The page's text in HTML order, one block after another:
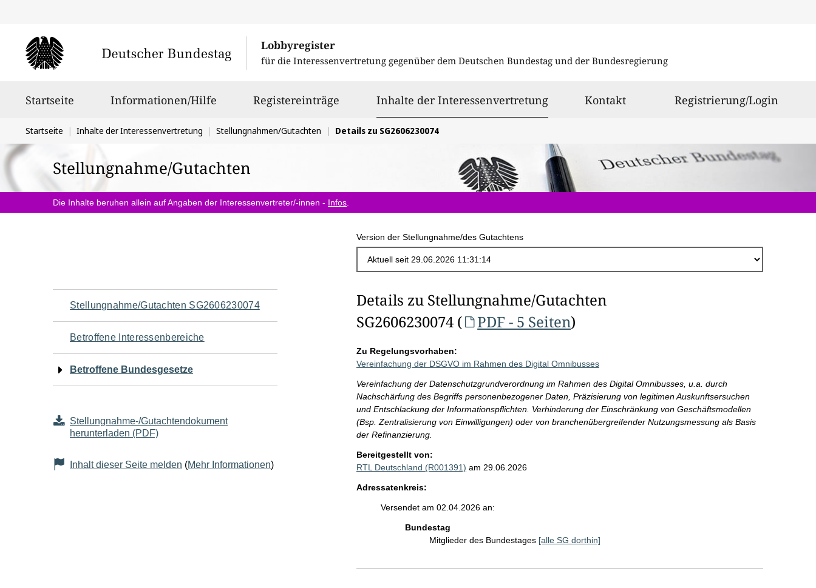
Lobbyregister
für die Interessenvertretung gegenüber dem Deutschen Bundestag und der Bundesregierung
Startseite Informationen/Hilfe Registereinträge Inhalte der Interessenvertretungausgewählt
Kontakt Registrierung/Login
Sie
befinden
sich
hier:
Startseite Inhalte der Interessenvertretung Stellungnahmen/Gutachten Details zu SG2606230074
Stellungnahme/Gutachten
Die Inhalte beruhen allein auf Angaben der Interessenvertreter/-innen - Infos
Version der Stellungnahme/des Gutachtens
Navigation
für
den
Seiteninhalt
Stellungnahme/Gutachten SG2606230074
Betroffene Interessenbereiche
Betroffene Bundesgesetze
Stellungnahme-/Gutachtendokument
herunterladen (PDF)
Inhalt dieser Seite melden (Mehr Informationen)
Details zu Stellungnahme/Gutachten
SG2606230074 (
PDF - 5 Seiten)
Zu Regelungsvorhaben:
Vereinfachung der DSGVO im Rahmen des Digital Omnibusses
Vereinfachung der Datenschutzgrundverordnung im Rahmen des Digital Omnibusses, u.a. durch
Nachschärfung des Begriffs personenbezogener Daten, Präzisierung von legitimen Auskunftsersuchen
und Entschlackung der Informationspflichten. Verhinderung der Einschränkung von Geschäftsmodellen
(Bsp. Zentralisierung von Einwilligungen) oder von branchenübergreifender Nutzungsmessung als Basis
der Refinanzierung.
Bereitgestellt von:
RTL Deutschland (R001391) am 29.06.2026
Adressatenkreis:
Versendet am 02.04.2026 an:
Bundestag
Mitglieder des Bundestages [alle SG dorthin]